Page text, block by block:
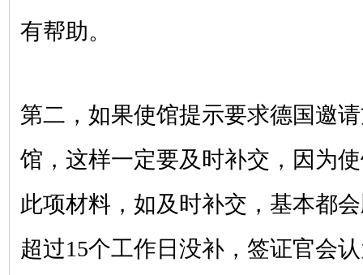
有帮助。
第二，如果使馆提示要求德国邀
馆，这样一定要及时补交，因为
此项材料，如及时补交，基本都
超过15个工作日没补，签证官会